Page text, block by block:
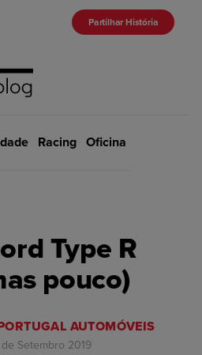
Partilhar História
Racing Oficina
Type R
pouco)
AUTOMÓVEIS
Setembro 2019